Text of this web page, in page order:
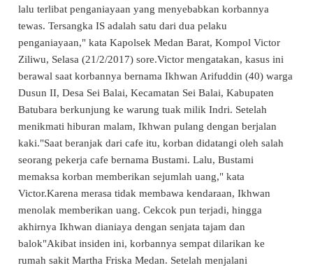
lalu terlibat penganiayaan yang menyebabkan korbannya
tewas. Tersangka IS adalah satu dari dua pelaku
penganiayaan," kata Kapolsek Medan Barat, Kompol Victor
Ziliwu, Selasa (21/2/2017) sore.Victor mengatakan, kasus ini
berawal saat korbannya bernama Ikhwan Arifuddin (40) warga
Dusun II, Desa Sei Balai, Kecamatan Sei Balai, Kabupaten
Batubara berkunjung ke warung tuak milik Indri. Setelah
menikmati hiburan malam, Ikhwan pulang dengan berjalan
kaki."Saat beranjak dari cafe itu, korban didatangi oleh salah
seorang pekerja cafe bernama Bustami. Lalu, Bustami
memaksa korban memberikan sejumlah uang," kata
Victor.Karena merasa tidak membawa kendaraan, Ikhwan
menolak memberikan uang. Cekcok pun terjadi, hingga
akhirnya Ikhwan dianiaya dengan senjata tajam dan
balok"Akibat insiden ini, korbannya sempat dilarikan ke
rumah sakit Martha Friska Medan. Setelah menjalani